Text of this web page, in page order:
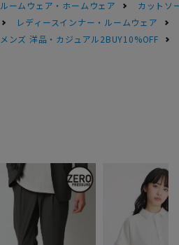
ルームウェア・ホームウェア
カットソ
レディースインナー・ルームウェア
メンズ 洋品・カジュアル2BUY10%OFF